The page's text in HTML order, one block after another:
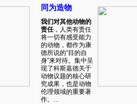
同为造物
我们对其他动物的
责任，人类有责任
将一切有感受能力
的动物，都作为康
德所说的“目的自
身”来对待。集中呈
现了科斯嘉德关于
动物议题的核心研
究成果，也是动物
伦理领域的重要著
作。...